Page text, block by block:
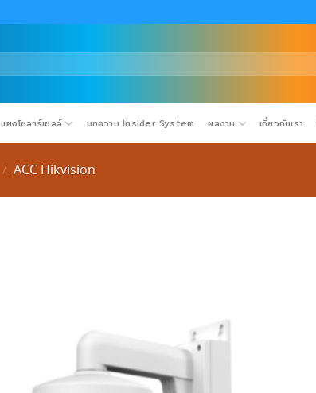
แผงโซลาร์เซลล์ บทความ Insider System ผลงาน เกี่ยวกับเรา
/ ACC Hikvision